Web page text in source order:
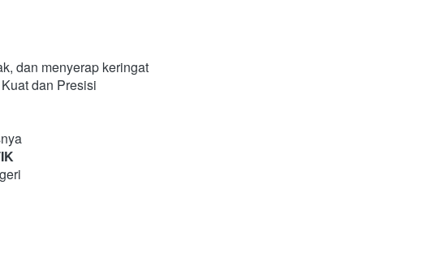
dan menyerap keringat
dan Presisi